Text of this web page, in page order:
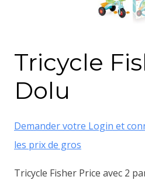
Tricycle
Dolu
Demander votre Login et
les prix de gros
Tricycle Fisher Price avec 2